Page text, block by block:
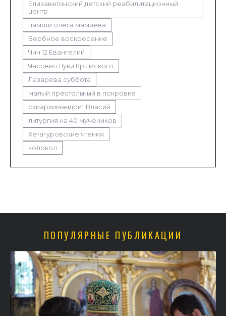
Елизаветинский детский реабилитационный
центр
памяти олега мамиева
Вербное воскресение
Чин 12 Евангелий
Часовня Луки Крымского
Лазарева суббота
малый престольный в покровке
схиархимандрит Власий
литургия на 40 мучеников
Хетагуровские чтения
колокол
ПОПУЛЯРНЫЕ ПУБЛИКАЦИИ